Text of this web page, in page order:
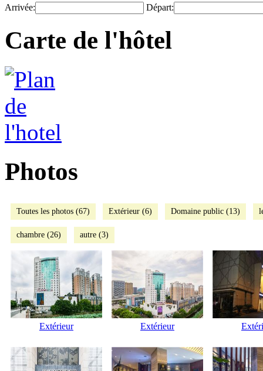
Arrivée: Départ:
Carte de l'hôtel
Photos
Toutes les photos (67) Extérieur (6) Domaine public (13)
chambre (26) autre (3)
Extérieur Extérieur